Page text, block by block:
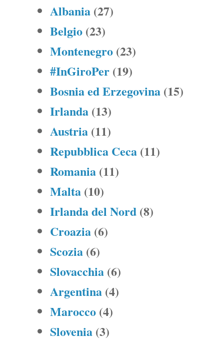
Albania (27)
Belgio (23)
Montenegro (23)
#InGiroPer (19)
Bosnia ed Erzegovina (15)
Irlanda (13)
Austria (11)
Repubblica Ceca (11)
Romania (11)
Malta (10)
Irlanda del Nord (8)
Croazia (6)
Scozia (6)
Slovacchia (6)
Argentina (4)
Marocco (4)
Slovenia (3)